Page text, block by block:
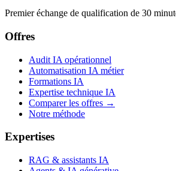
Premier échange de qualification de 30
Offres
Audit IA opérationnel
Automatisation IA métier
Formations IA
Expertise technique IA
Comparer les offres →
Notre méthode
Expertises
RAG & assistants IA